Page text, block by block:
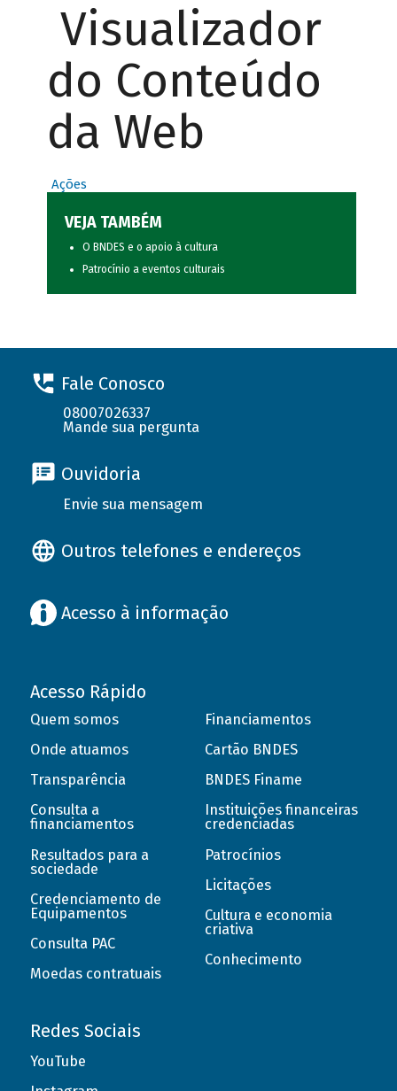
Visualizador
do Conteúdo
da Web
Ações
VEJA TAMBÉM
O BNDES e o apoio à cultura
Patrocínio a eventos culturais
Fale Conosco
08007026337
Mande sua pergunta
Ouvidoria
Envie sua mensagem
Outros telefones e endereços
Acesso à informação
Acesso Rápido
Quem somos
Onde atuamos
Transparência
Consulta a
financiamentos
Resultados para a
sociedade
Credenciamento de
Equipamentos
Consulta PAC
Moedas contratuais
Financiamentos
Cartão BNDES
BNDES Finame
Instituições financeiras
credenciadas
Patrocínios
Licitações
Cultura e economia
criativa
Conhecimento
Redes Sociais
YouTube